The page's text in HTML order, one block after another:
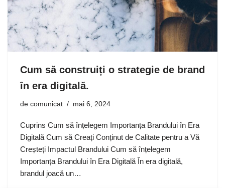
Cum să construiți o strategie de brand
în era digitală.
de comunicat mai 6, 2024
Cuprins Cum să înțelegem Importanța Brandului în Era
Digitală Cum să Creați Conținut de Calitate pentru a Vă
Creșteți Impactul Brandului Cum să înțelegem
Importanța Brandului în Era Digitală În era digitală,
brandul joacă un…